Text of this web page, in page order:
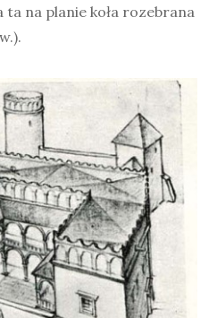
na planie koła rozebrana